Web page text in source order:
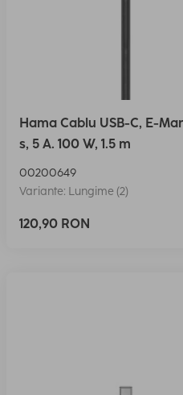
Hama Cablu USB-C, E-
s, 5 A. 100 W, 1.5 m
00200649
Variante: Lungime (2)
120,90 RON